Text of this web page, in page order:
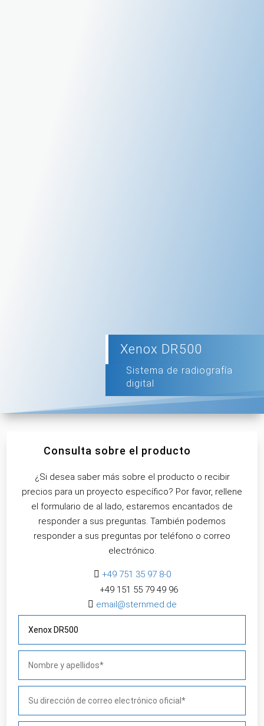
Xenox DR500
Sistema de radiografía
digital
Consulta sobre el producto
¿Si desea saber más sobre el producto o recibir
precios para un proyecto específico? Por favor, rellene
el formulario de al lado, estaremos encantados de
responder a sus preguntas. También podemos
responder a sus preguntas por teléfono o correo
electrónico.
 +49 751 35 97 8-0
+49 151 55 79 49 96​
 email@sternmed.de